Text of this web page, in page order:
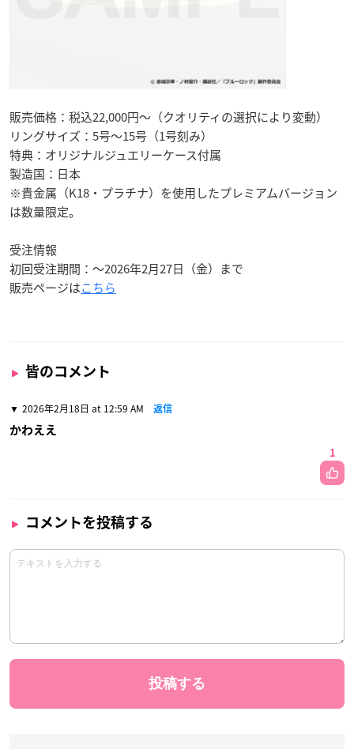
販売価格：税込22,000円～（クオリティの選択により変動）
リングサイズ：5号～15号（1号刻み）
特典：オリジナルジュエリーケース付属
製造国：日本
※貴金属（K18・プラチナ）を使用したプレミアムバージョン
は数量限定。
受注情報
初回受注期間：～2026年2月27日（金）まで
販売ページはこちら
皆のコメント
2026年2月18日 at 12:59 AM 返信
かわええ
1
コメントを投稿する